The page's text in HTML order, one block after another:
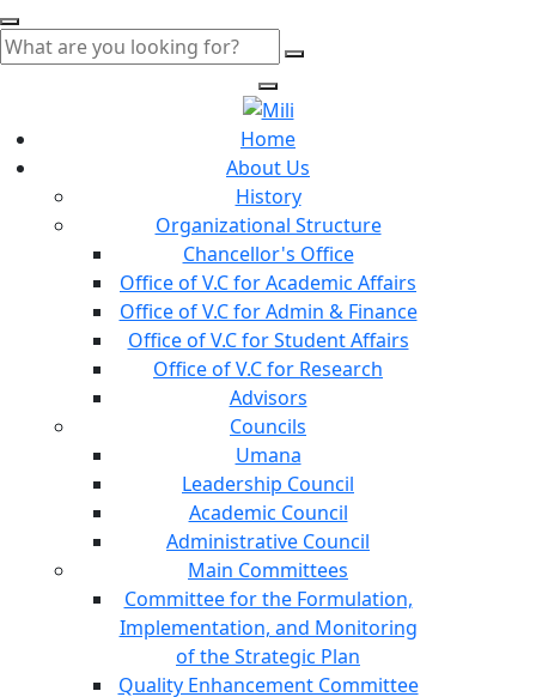
Home
About Us
History
Organizational Structure
Chancellor's Office
Office of V.C for Academic Affairs
Office of V.C for Admin & Finance
Office of V.C for Student Affairs
Office of V.C for Research
Advisors
Councils
Umana
Leadership Council
Academic Council
Administrative Council
Main Committees
Committee for the Formulation,
Implementation, and Monitoring
of the Strategic Plan
Quality Enhancement Committee